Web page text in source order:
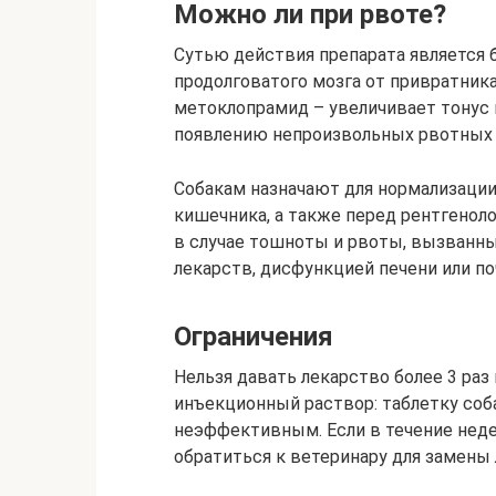
Можно ли при рвоте?
Сутью действия препарата
продолговатого мозга от
метоклопрамид – увеличивает
появлению непроизвольных
Собакам назначают для
кишечника, а также перед
в случае тошноты и рвоты,
лекарств, дисфункцией печени или
Ограничения
Нельзя давать лекарство более 3
инъекционный раствор: таблетку
неэффективным. Если в течение
обратиться к ветеринару для замены